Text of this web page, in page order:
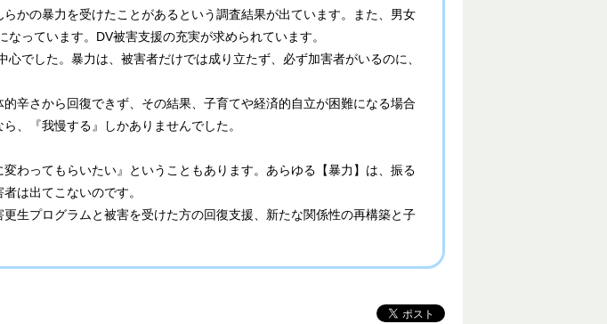
かの暴力を受けたことがあるという調査結果が出ています。また、男女
っています。DV被害支援の充実が求められています。
でした。暴力は、被害者だけでは成り立たず、必ず加害者がいるのに、
辛さから回復できず、その結果、子育てや経済的自立が困難になる場合
、『我慢する』しかありませんでした。
わってもらいたい』ということもあります。あらゆる【暴力】は、振る
は出てこないのです。
生プログラムと被害を受けた方の回復支援、新たな関係性の再構築と子